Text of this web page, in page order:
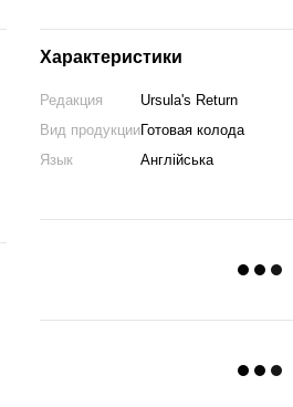
Характеристики
Редакция
Ursula's Return
Вид продукцииГотовая колода
Язык
Англійська